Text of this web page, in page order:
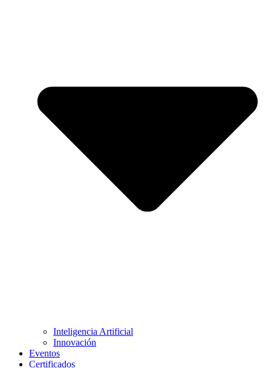
Inteligencia Artificial
Innovación
Eventos
Certificados